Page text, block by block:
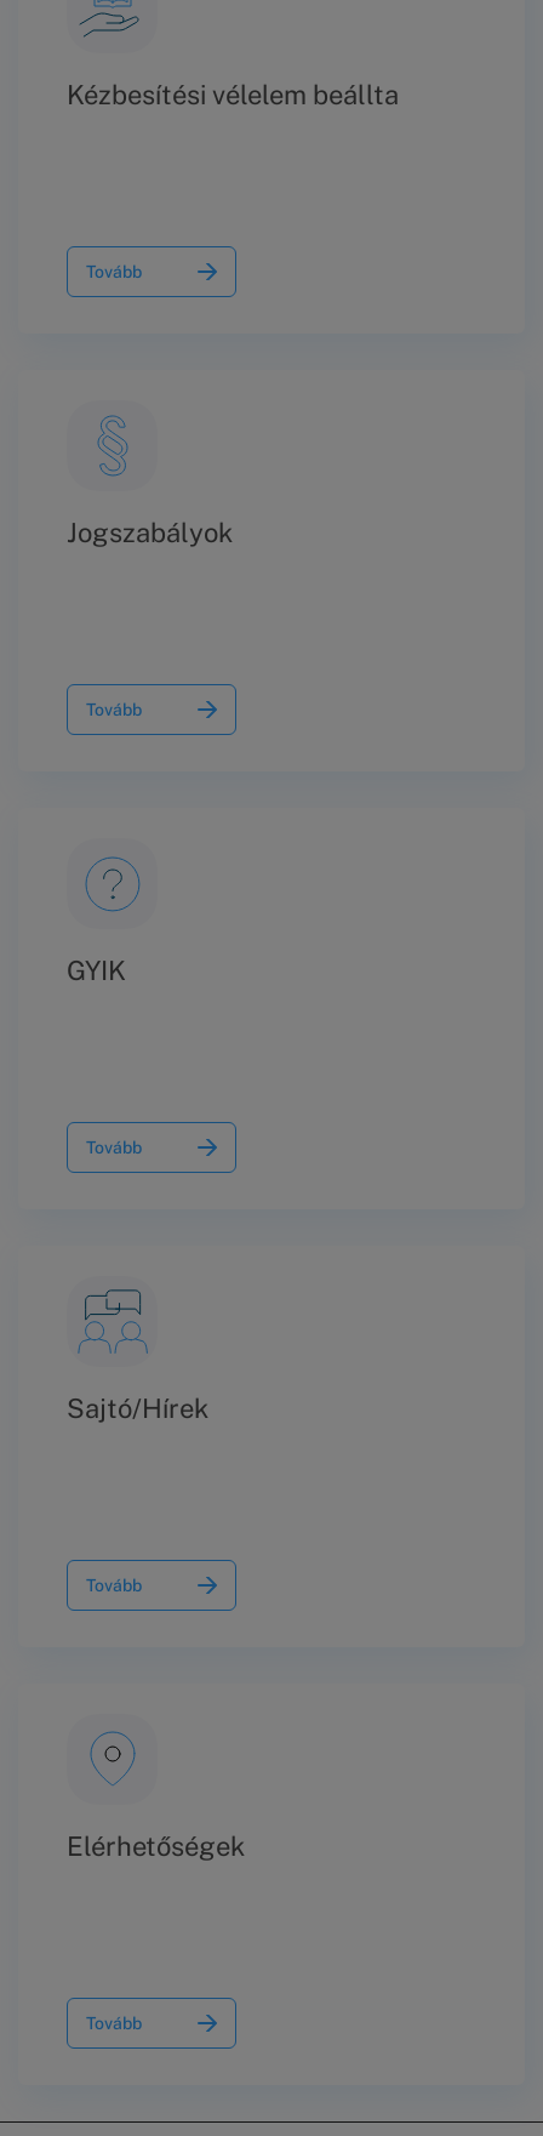
Kézbesítési vélelem beállta
Tovább
Jogszabályok
Tovább
GYIK
Tovább
Sajtó/Hírek
Tovább
Elérhetőségek
Tovább